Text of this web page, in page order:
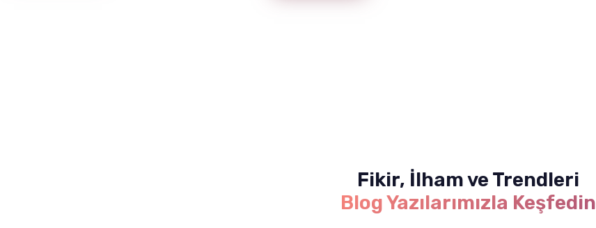
Fikir, İlham ve Trendleri
Blog Yazılarımızla Keşfedin